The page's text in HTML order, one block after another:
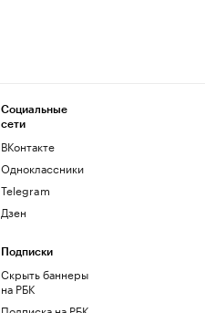
Социальные
сети
ВКонтакте
Одноклассники
Telegram
Дзен
Подписки
Скрыть баннеры
на РБК